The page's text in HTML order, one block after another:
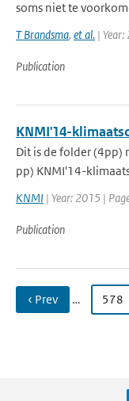
soms niet te
T Brandsma, et al. |
Publication
KNMI'14-
Dit is de folder (4pp)
pp) KNMI'14-
KNMI | Year: 2015 |
Publication
‹ Prev … 578